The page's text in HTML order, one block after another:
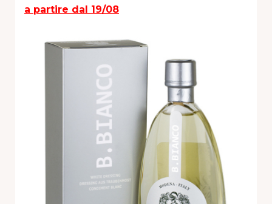
a partire dal 19/08